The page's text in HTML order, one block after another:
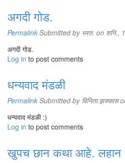
अगदी गोड.
Permalink Submitted by भरत. on शनि.,
अगदी गोड.
Log in to post comments
धन्यवाद मंडळी
Permalink Submitted by विनिता.झक्कास
धन्यवाद मंडळी :)
Log in to post comments
खुपच छान कथा आहे. लहान